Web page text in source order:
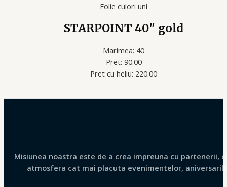
Folie culori uni
STARPOINT 40″ gold
Marimea: 40
Pret: 90.00
Pret cu heliu: 220.00
Misiunea noastra este de a crea impreuna cu partenerii,
atmosfera cat mai placuta evenimentelor,